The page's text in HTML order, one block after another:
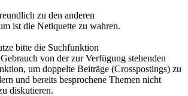
zu den anderen
ist die Netiquette zu wahren.
bitte die Suchfunktion
von der zur Verfügung stehenden
um doppelte Beiträge (Crosspostings) zu
und bereits besprochene Themen nicht
diskutieren.